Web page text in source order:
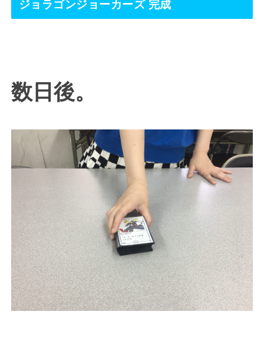
ジョラゴンジョーカーズ 完成
数日後。